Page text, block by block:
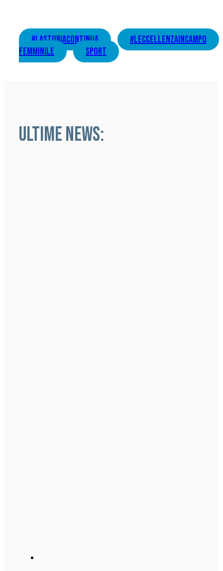
#lastoriacontinua
#LEccellenzaInCampo
femminile
sport
ULTIME NEWS: